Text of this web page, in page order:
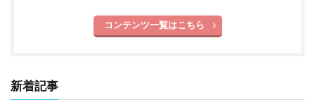
コンテンツ一覧はこちら
新着記事